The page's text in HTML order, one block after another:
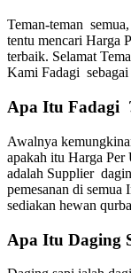
Teman-teman
tentu mencari Harga
terbaik. Selamat
Kami Fadagi
Apa Itu Fadagi
Awalnya
apakah itu Harga
adalah Supplier
pemesanan di
sediakan hewan
Apa Itu Daging